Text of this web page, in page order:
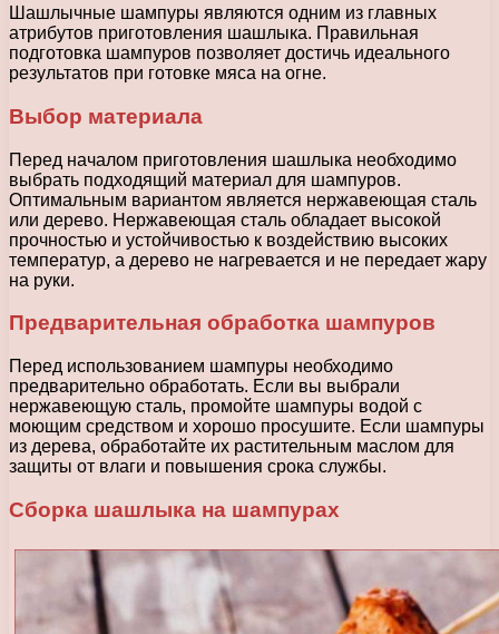
Шашлычные шампуры являются одним из главных
атрибутов приготовления шашлыка. Правильная
подготовка шампуров позволяет достичь идеального
результатов при готовке мяса на огне.
Выбор материала
Перед началом приготовления шашлыка необходимо
выбрать подходящий материал для шампуров.
Оптимальным вариантом является нержавеющая сталь
или дерево. Нержавеющая сталь обладает высокой
прочностью и устойчивостью к воздействию высоких
температур, а дерево не нагревается и не передает жару
на руки.
Предварительная обработка шампуров
Перед использованием шампуры необходимо
предварительно обработать. Если вы выбрали
нержавеющую сталь, промойте шампуры водой с
моющим средством и хорошо просушите. Если шампуры
из дерева, обработайте их растительным маслом для
защиты от влаги и повышения срока службы.
Сборка шашлыка на шампурах